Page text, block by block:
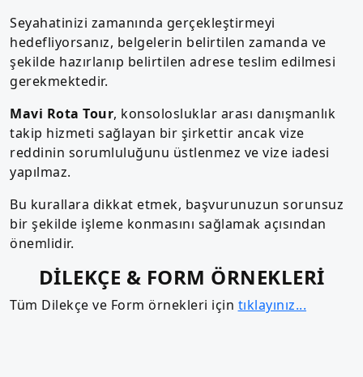
Seyahatinizi zamanında gerçekleştirmeyi
hedefliyorsanız, belgelerin belirtilen zamanda ve
şekilde hazırlanıp belirtilen adrese teslim edilmesi
gerekmektedir.
Mavi Rota Tour, konsolosluklar arası danışmanlık
takip hizmeti sağlayan bir şirkettir ancak vize
reddinin sorumluluğunu üstlenmez ve vize iadesi
yapılmaz.
Bu kurallara dikkat etmek, başvurunuzun sorunsuz
bir şekilde işleme konmasını sağlamak açısından
önemlidir.
DİLEKÇE & FORM ÖRNEKLERİ
Tüm Dilekçe ve Form örnekleri için tıklayınız...